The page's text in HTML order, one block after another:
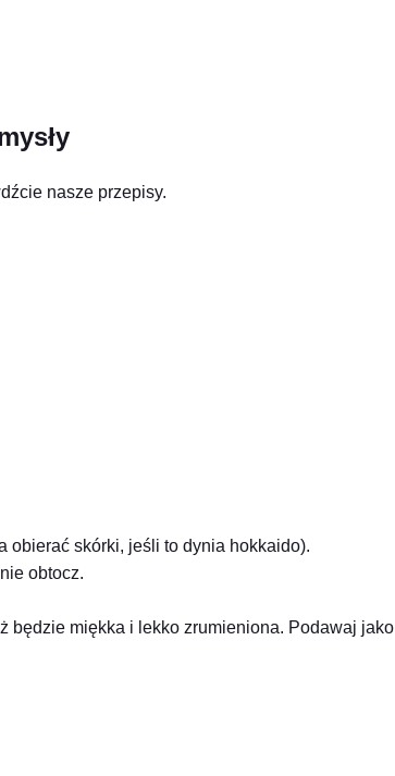
nasze przepisy.
obierać skórki, jeśli to dynia hokkaido).
obtocz.
będzie miękka i lekko zrumieniona. Podawaj jako